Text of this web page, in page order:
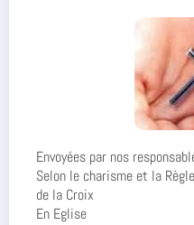
Envoyées par nos
Selon le charisme et la
de la Croix
En Eglise